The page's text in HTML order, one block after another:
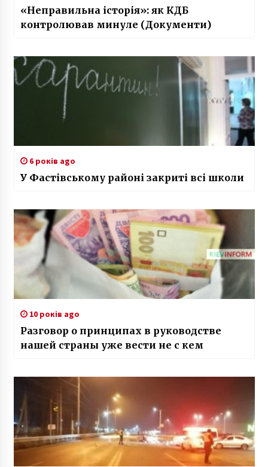
«Неправильна історія»: як КДБ
контролював минуле (Документи)
6 років ago
У Фастівському районі закриті всі школи
10 років ago
Разговор о принципах в руководстве
нашей страны уже вести не с кем